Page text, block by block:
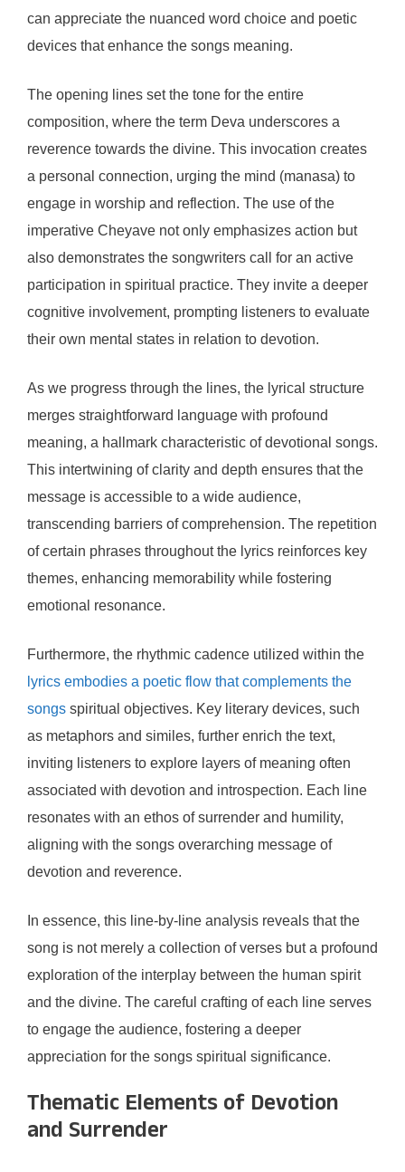
can appreciate the nuanced word choice and poetic
devices that enhance the songs meaning.
The opening lines set the tone for the entire
composition, where the term Deva underscores a
reverence towards the divine. This invocation creates
a personal connection, urging the mind (manasa) to
engage in worship and reflection. The use of the
imperative Cheyave not only emphasizes action but
also demonstrates the songwriters call for an active
participation in spiritual practice. They invite a deeper
cognitive involvement, prompting listeners to evaluate
their own mental states in relation to devotion.
As we progress through the lines, the lyrical structure
merges straightforward language with profound
meaning, a hallmark characteristic of devotional songs.
This intertwining of clarity and depth ensures that the
message is accessible to a wide audience,
transcending barriers of comprehension. The repetition
of certain phrases throughout the lyrics reinforces key
themes, enhancing memorability while fostering
emotional resonance.
Furthermore, the rhythmic cadence utilized within the
lyrics embodies a poetic flow that complements the
songs spiritual objectives. Key literary devices, such
as metaphors and similes, further enrich the text,
inviting listeners to explore layers of meaning often
associated with devotion and introspection. Each line
resonates with an ethos of surrender and humility,
aligning with the songs overarching message of
devotion and reverence.
In essence, this line-by-line analysis reveals that the
song is not merely a collection of verses but a profound
exploration of the interplay between the human spirit
and the divine. The careful crafting of each line serves
to engage the audience, fostering a deeper
appreciation for the songs spiritual significance.
Thematic Elements of Devotion
and Surrender